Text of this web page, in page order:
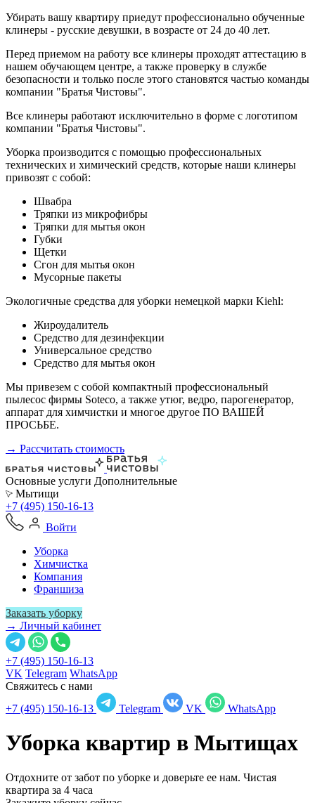
Убирать вашу квартиру приедут профессионально обученные
клинеры - русские девушки, в возрасте от 24 до 40 лет.
Перед приемом на работу все клинеры проходят аттестацию в
нашем обучающем центре, а также проверку в службе
безопасности и только после этого становятся частью команды
компании "Братья Чистовы".
Все клинеры работают исключительно в форме с логотипом
компании "Братья Чистовы".
Уборка производится с помощью профессиональных
технических и химический средств, которые наши клинеры
привозят с собой:
Швабра
Тряпки из микрофибры
Тряпки для мытья окон
Губки
Щетки
Сгон для мытья окон
Мусорные пакеты
Экологичные средства для уборки немецкой марки Kiehl:
Жироудалитель
Средство для дезинфекции
Универсальное средство
Средство для мытья окон
Мы привезем с собой компактный профессиональный
пылесос фирмы Soteco, а также утюг, ведро, парогенератор,
аппарат для химчистки и многое другое ПО ВАШЕЙ
ПРОСЬБЕ.
→ Рассчитать стоимость
Основные услуги Дополнительные
Мытищи
+7 (495) 150-16-13
Войти
Уборка
Химчистка
Компания
Франшиза
Заказать уборку
→ Личный кабинет
+7 (495) 150-16-13
VK Telegram WhatsApp
Свяжитесь с нами
+7 (495) 150-16-13
Telegram VK WhatsApp
Уборка квартир в Мытищах
Отдохните от забот по уборке и доверьте ее нам. Чистая
квартира за 4 часа